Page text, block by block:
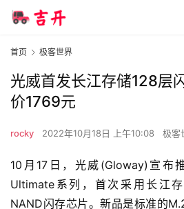
首页 极客世界
光威首发长江存储128层
价1769元
rocky 2022年10月18日 上午10:08 极客
10月17日，光威(Gloway)宣布
Ultimate系列，首次采用长江
NAND闪存芯片。新品是标准的